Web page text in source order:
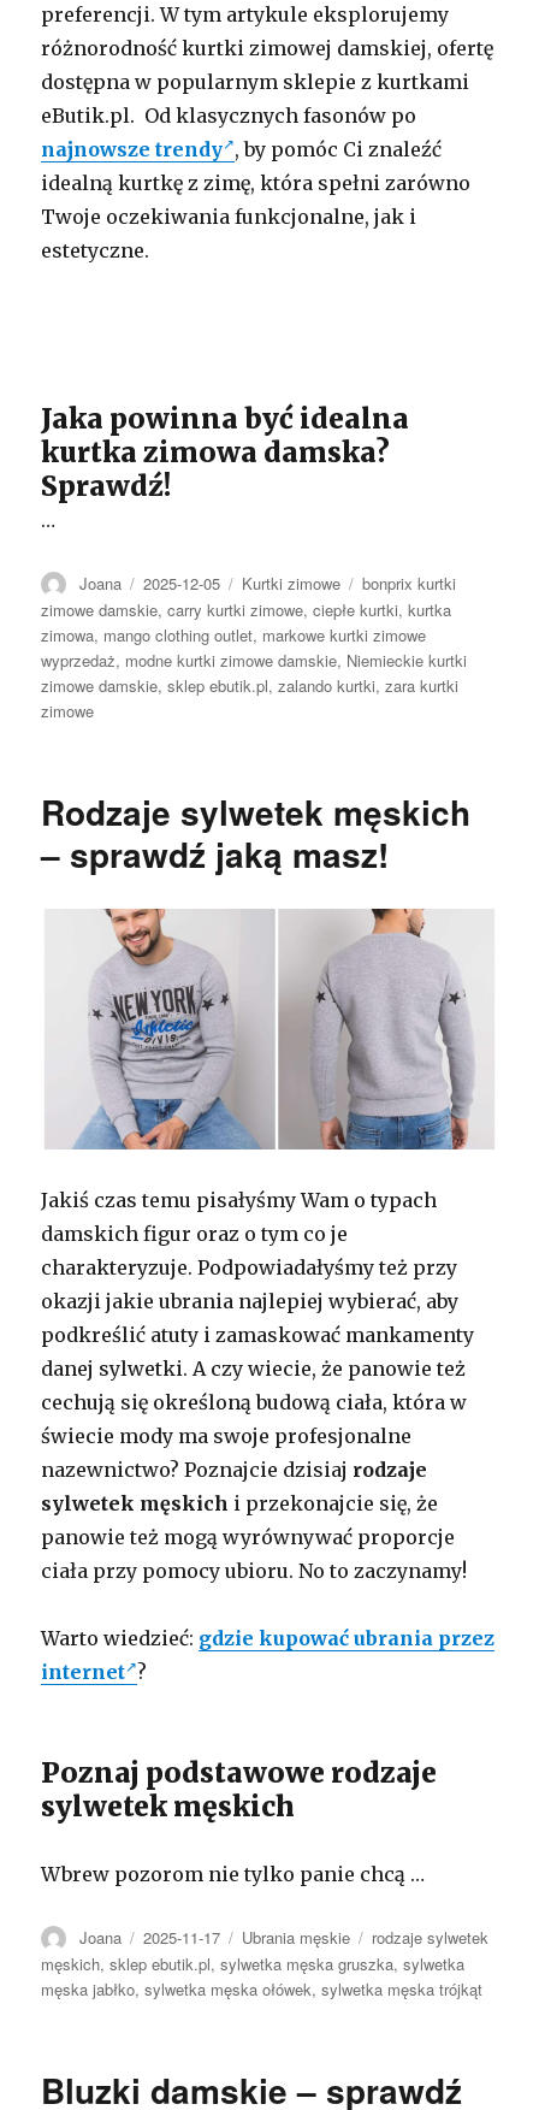
preferencji. W tym artykule eksplorujemy
różnorodność kurtki zimowej damskiej, ofertę
dostępna w popularnym sklepie z kurtkami
eButik.pl. Od klasycznych fasonów po
najnowsze trendy , by pomóc Ci znaleźć
idealną kurtkę z zimę, która spełni zarówno
Twoje oczekiwania funkcjonalne, jak i
estetyczne.
Jaka powinna być idealna
kurtka zimowa damska?
Sprawdź!
…
Autor
Joana Opublikowano
2025-12-05 Kategorie
Kurtki zimowe Tagi
bonprix kurtki
zimowe damskie,carry kurtki zimowe,ciepłe kurtki,kurtka
zimowa, mango clothing outlet, markowe kurtki zimowe
wyprzedaż, modne kurtki zimowe damskie, Niemieckie kurtki
zimowe damskie,sklep ebutik.pl,zalando kurtki,zara kurtki
zimowe
Rodzaje sylwetek męskich
– sprawdź jaką masz!
Jakiś czas temu pisałyśmy Wam o typach
damskich figur oraz o tym co je
charakteryzuje. Podpowiadałyśmy też przy
okazji jakie ubrania najlepiej wybierać, aby
podkreślić atuty i zamaskować mankamenty
danej sylwetki. A czy wiecie, że panowie też
cechują się określoną budową ciała, która w
świecie mody ma swoje profesjonalne
nazewnictwo? Poznajcie dzisiaj rodzaje
sylwetek męskich i przekonajcie się, że
panowie też mogą wyrównywać proporcje
ciała przy pomocy ubioru. No to zaczynamy!
Warto wiedzieć: gdzie kupować ubrania przez
internet ?
Poznaj podstawowe rodzaje
sylwetek męskich
Wbrew pozorom nie tylko panie chcą …
Autor
Joana Opublikowano
2025-11-17 Kategorie
Ubrania męskie Tagi
rodzaje sylwetek
męskich,sklep ebutik.pl,sylwetka męska gruszka,sylwetka
męska jabłko,sylwetka męska ołówek,sylwetka męska trójkąt
Bluzki damskie – sprawdź